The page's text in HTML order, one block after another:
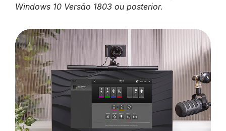
Windows 10 Versão 1803 ou posterior.